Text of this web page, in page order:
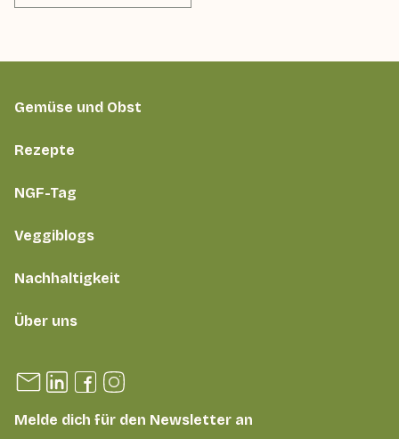
Gemüse und Obst
Rezepte
NGF-Tag
Veggiblogs
Nachhaltigkeit
Über uns
Melde dich für den Newsletter an